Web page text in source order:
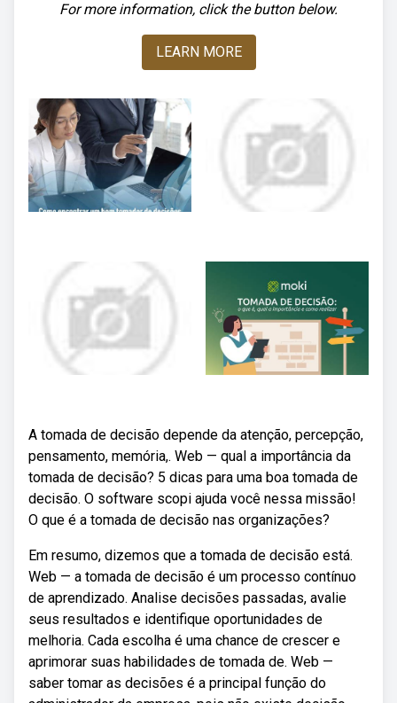
For more information, click the button below.
LEARN MORE
A tomada de decisão depende da atenção, percepção,
pensamento, memória,. Web — qual a importância da
tomada de decisão? 5 dicas para uma boa tomada de
decisão. O software scopi ajuda você nessa missão!
O que é a tomada de decisão nas organizações?
Em resumo, dizemos que a tomada de decisão está.
Web — a tomada de decisão é um processo contínuo
de aprendizado. Analise decisões passadas, avalie
seus resultados e identifique oportunidades de
melhoria. Cada escolha é uma chance de crescer e
aprimorar suas habilidades de tomada de. Web —
saber tomar as decisões é a principal função do